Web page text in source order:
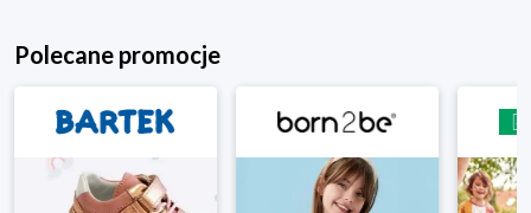
Polecane promocje